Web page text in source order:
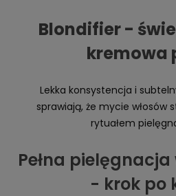
Blondifier -
kremowa
Lekka konsystencja i
sprawiają, że mycie włosów
rytuałem
Pełna pielęgnacja
- krok po